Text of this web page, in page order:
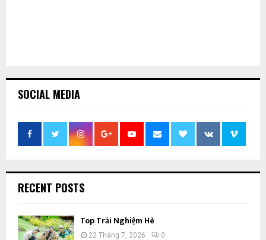
SOCIAL MEDIA
RECENT POSTS
Top Trải Nghiệm Hè
22 Tháng 7, 2026 0